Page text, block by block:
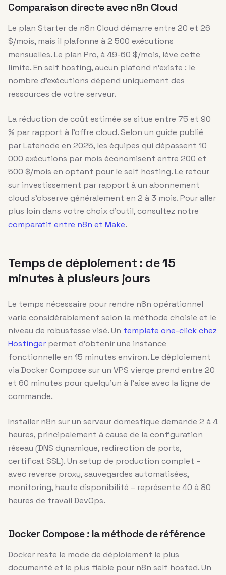
Comparaison directe avec n8n Cloud
Le plan Starter de n8n Cloud démarre entre 20 et 26
$/mois, mais il plafonne à 2 500 exécutions
mensuelles. Le plan Pro, à 49-60 $/mois, lève cette
limite. En self hosting, aucun plafond n’existe : le
nombre d’exécutions dépend uniquement des
ressources de votre serveur.
La réduction de coût estimée se situe entre 75 et 90
% par rapport à l’offre cloud. Selon un guide publié
par Latenode en 2025, les équipes qui dépassent 10
000 exécutions par mois économisent entre 200 et
500 $/mois en optant pour le self hosting. Le retour
sur investissement par rapport à un abonnement
cloud s’observe généralement en 2 à 3 mois. Pour aller
plus loin dans votre choix d’outil, consultez notre
comparatif entre n8n et Make.
Temps de déploiement : de 15
minutes à plusieurs jours
Le temps nécessaire pour rendre n8n opérationnel
varie considérablement selon la méthode choisie et le
niveau de robustesse visé. Un template one-click chez
Hostinger permet d’obtenir une instance
fonctionnelle en 15 minutes environ. Le déploiement
via Docker Compose sur un VPS vierge prend entre 20
et 60 minutes pour quelqu’un à l’aise avec la ligne de
commande.
Installer n8n sur un serveur domestique demande 2 à 4
heures, principalement à cause de la configuration
réseau (DNS dynamique, redirection de ports,
certificat SSL). Un setup de production complet –
avec reverse proxy, sauvegardes automatisées,
monitoring, haute disponibilité – représente 40 à 80
heures de travail DevOps.
Docker Compose : la méthode de référence
Docker reste le mode de déploiement le plus
documenté et le plus fiable pour n8n self hosted. Un